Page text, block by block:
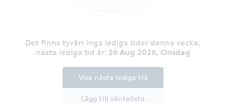
Det finns tyvärr inga lediga tider denna vecka,
nästa lediga tid är: 26 Aug 2026, Onsdag
Lägg till väntelista
Visa nästa lediga tid